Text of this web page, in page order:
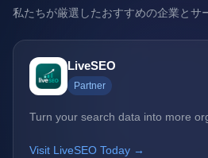
私たちが厳選したおすすめの企業とサ
LiveSEO
Partner
Turn your search data into more
Visit LiveSEO Today →